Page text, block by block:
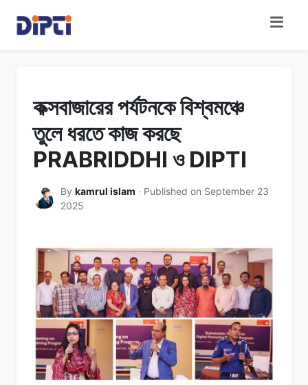
কক্সবাজারের পর্যটনকে বিশ্বমঞ্চে
তুলে ধরতে কাজ করছে
PRABRIDDHI ও DIPTI
By kamrul islam · Published on September 23
2025